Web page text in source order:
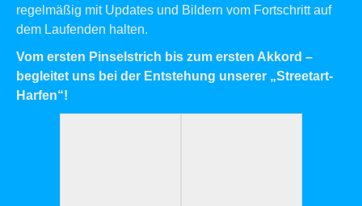
regelmäßig mit Updates und Bildern vom Fortschritt auf
dem Laufenden halten.
Vom ersten Pinselstrich bis zum ersten Akkord –
begleitet uns bei der Entstehung unserer „Streetart-
Harfen“!